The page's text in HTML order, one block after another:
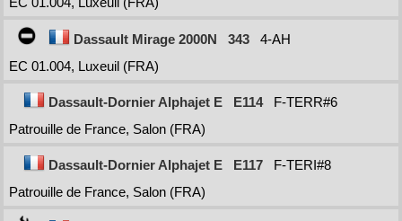
Dassault Mirage 2000N 343
4-AH
EC 01.004, Luxeuil (FRA)
Dassault-Dornier Alphajet E E114
F-TERR#6
Patrouille de France, Salon (FRA)
Dassault-Dornier Alphajet E E117
F-TERI#8
Patrouille de France, Salon (FRA)